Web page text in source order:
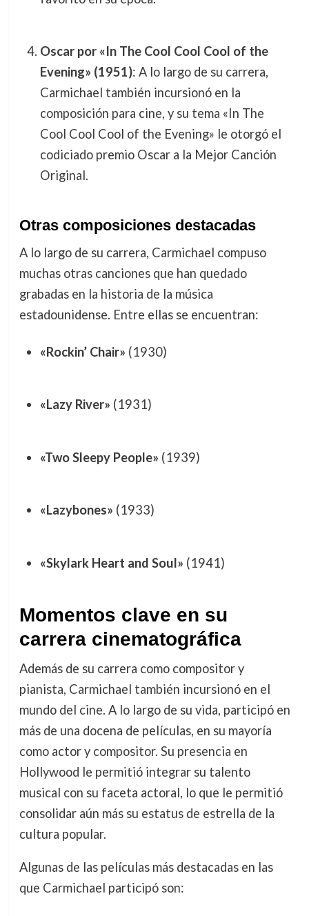
Oscar por «In The Cool Cool Cool of the
Evening» (1951): A lo largo de su carrera,
Carmichael también incursionó en la
composición para cine, y su tema «In The
Cool Cool Cool of the Evening» le otorgó el
codiciado premio Oscar a la Mejor Canción
Original.
Otras composiciones destacadas
A lo largo de su carrera, Carmichael compuso
muchas otras canciones que han quedado
grabadas en la historia de la música
estadounidense. Entre ellas se encuentran:
«Rockin’ Chair» (1930)
«Lazy River» (1931)
«Two Sleepy People» (1939)
«Lazybones» (1933)
«Skylark Heart and Soul» (1941)
Momentos clave en su
carrera cinematográfica
Además de su carrera como compositor y
pianista, Carmichael también incursionó en el
mundo del cine. A lo largo de su vida, participó en
más de una docena de películas, en su mayoría
como actor y compositor. Su presencia en
Hollywood le permitió integrar su talento
musical con su faceta actoral, lo que le permitió
consolidar aún más su estatus de estrella de la
cultura popular.
Algunas de las películas más destacadas en las
que Carmichael participó son: